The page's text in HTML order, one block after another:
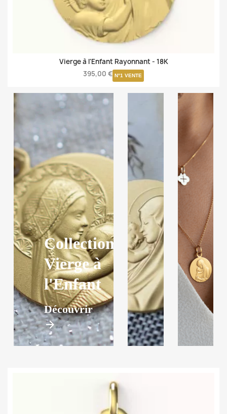
Vierge à l'Enfant Rayonnant - 18K
395,00 € N°1 VENTE
Collection
Vierge à
l'Enfant
Découvrir
